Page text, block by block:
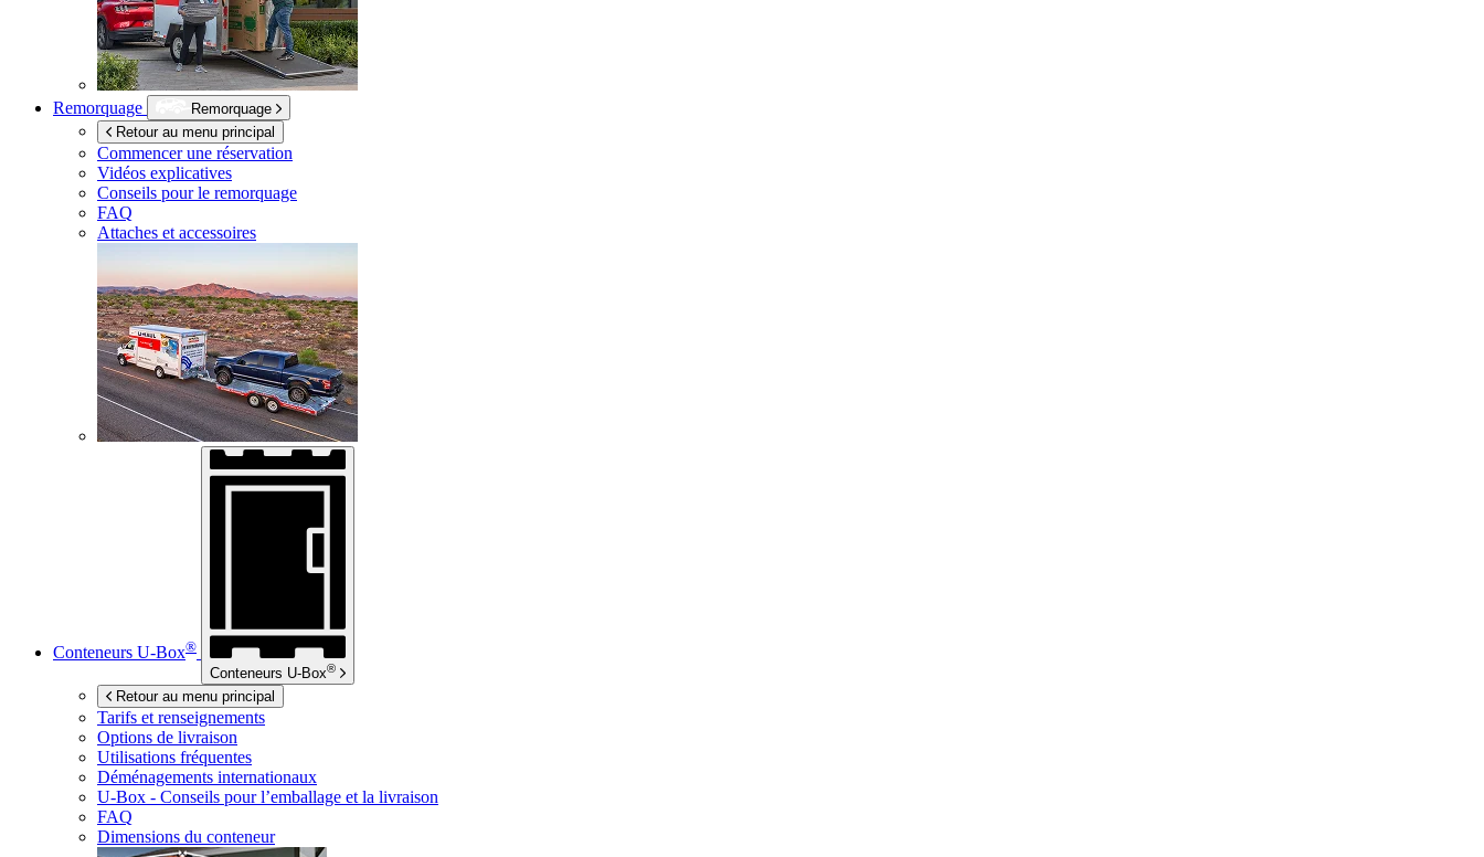
Remorquage
Remorquage
Retour au menu principal
Commencer une réservation
Vidéos explicatives
Conseils pour le remorquage
FAQ
Attaches et accessoires
Conteneurs U-Box®
Conteneurs U-Box®
Retour au menu principal
Tarifs et renseignements
Options de livraison
Utilisations fréquentes
Déménagements internationaux
U-Box - Conseils pour l’emballage et la livraison
FAQ
Dimensions du conteneur